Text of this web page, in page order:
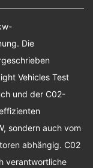
Die
Vehicles Test
und der C02-
sondern auch vom
abhängig. C02
verantwortliche